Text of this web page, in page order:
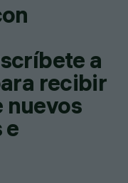
a
recibir
nuevos
e